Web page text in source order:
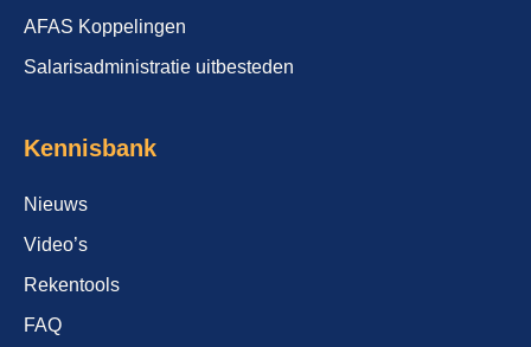
AFAS Koppelingen
Salarisadministratie uitbesteden
Kennisbank
Nieuws
Video’s
Rekentools
FAQ